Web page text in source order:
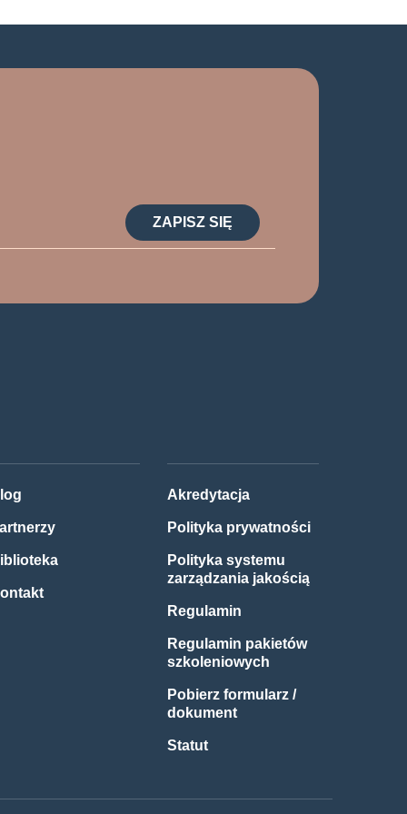
Akredytacja
Polityka prywatności
Polityka systemu
zarządzania jakością
Regulamin
Regulamin pakietów
szkoleniowych
Pobierz formularz /
dokument
Statut